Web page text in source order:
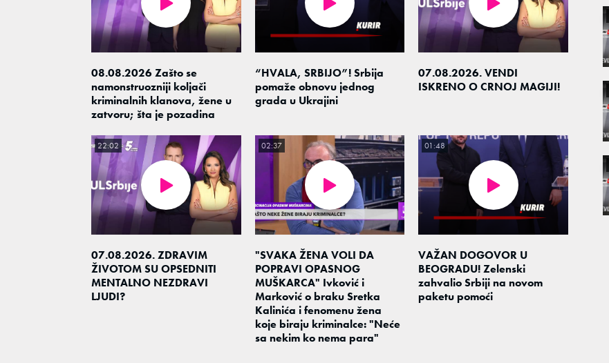
08.08.2026 Zašto se
namonstruozniji koljači
kriminalnih klanova, žene u
zatvoru; šta je pozadina
“HVALA, SRBIJO”! Srbija
pomaže obnovu jednog
grada u Ukrajini
07.08.2026. VENDI
ISKRENO O CRNOJ MAGIJI!
07.08.2026. ZDRAVIM
ŽIVOTOM SU OPSEDNITI
MENTALNO NEZDRAVI
LJUDI?
22:02
"SVAKA ŽENA VOLI DA
POPRAVI OPASNOG
MUŠKARCA" Ivković i
Marković o braku Sretka
Kalinića i fenomenu žena
koje biraju kriminalce: "Neće
sa nekim ko nema para"
02:37
VAŽAN DOGOVOR U
BEOGRADU! Zelenski
zahvalio Srbiji na novom
paketu pomoći
01:48